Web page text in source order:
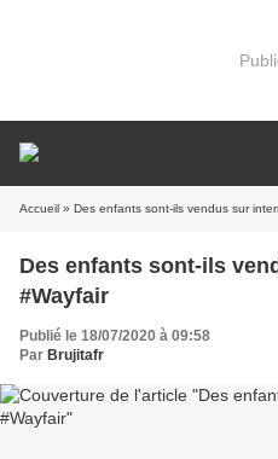
Accueil » Des enfants sont-ils vendus sur
Des enfants sont-ils
#Wayfair
Publié le 18/07/2020 à 09:58
Par Brujitafr